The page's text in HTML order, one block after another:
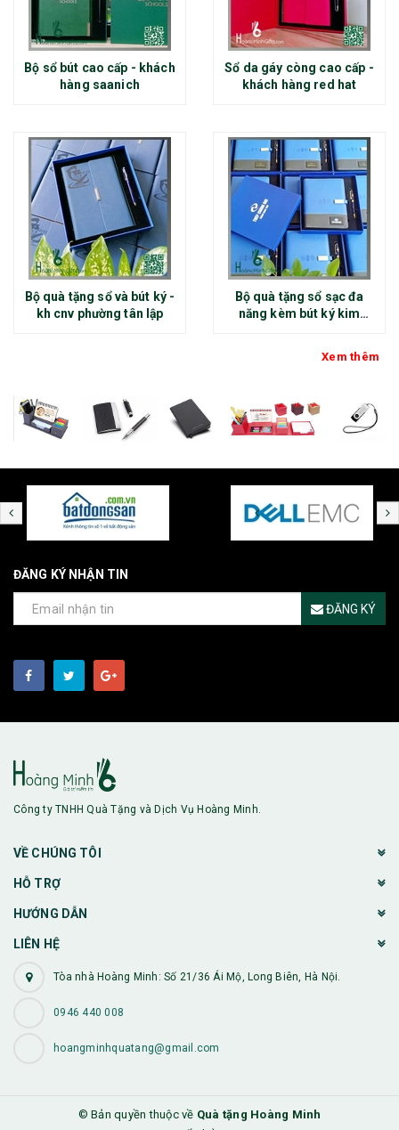
Bộ sổ bút cao cấp - khách
hàng saanich
Sổ da gáy còng cao cấp -
khách hàng red hat
Bộ quà tặng sổ và bút ký -
kh cnv phường tân lập
Bộ quà tặng sổ sạc đa
năng kèm bút ký kim
Xem thêm
ĐĂNG KÝ NHẬN TIN
ĐĂNG KÝ
Công ty TNHH Quà Tặng và Dịch Vụ Hoàng Minh.
VỀ CHÚNG TÔI
HỖ TRỢ
HƯỚNG DẪN
LIÊN HỆ
Tòa nhà Hoàng Minh: Số 21/36 Ái Mộ, Long Biên, Hà Nội.
0946 440 008
hoangminhquatang@gmail.com
© Bản quyền thuộc về Quà tặng Hoàng Minh